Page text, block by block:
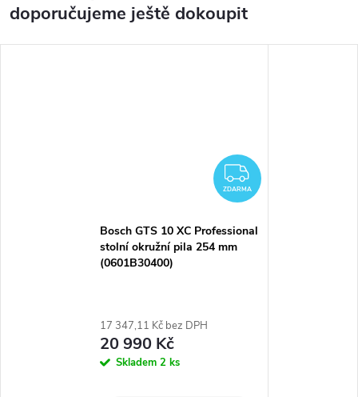
doporučujeme ještě dokoupit
ZDARMA
ZDARMA
Bosch GTS 10 XC Professional
stolní okružní pila 254 mm
(0601B30400)
17 347,11 Kč bez DPH
20 990 Kč
Skladem 2 ks